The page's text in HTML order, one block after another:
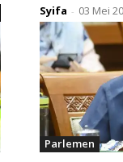
Syifa - 03 Mei
Parlemen